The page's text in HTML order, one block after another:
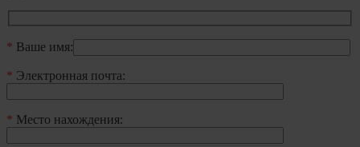
* Ваше имя:
* Электронная почта:
* Mесто нахождения: